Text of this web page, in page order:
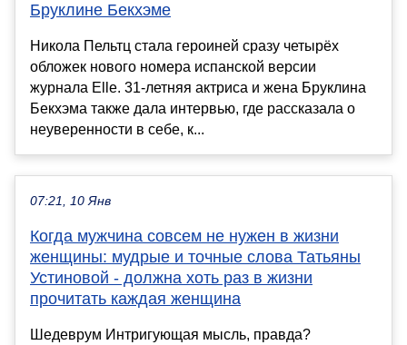
Бруклине Бекхэме
Никола Пельтц стала героиней сразу четырёх
обложек нового номера испанской версии
журнала Elle. 31-летняя актриса и жена Бруклина
Бекхэма также дала интервью, где рассказала о
неуверенности в себе, к...
07:21, 10 Янв
Когда мужчина совсем не нужен в жизни
женщины: мудрые и точные слова Татьяны
Устиновой - должна хоть раз в жизни
прочитать каждая женщина
Шедеврум Интригующая мысль, правда?